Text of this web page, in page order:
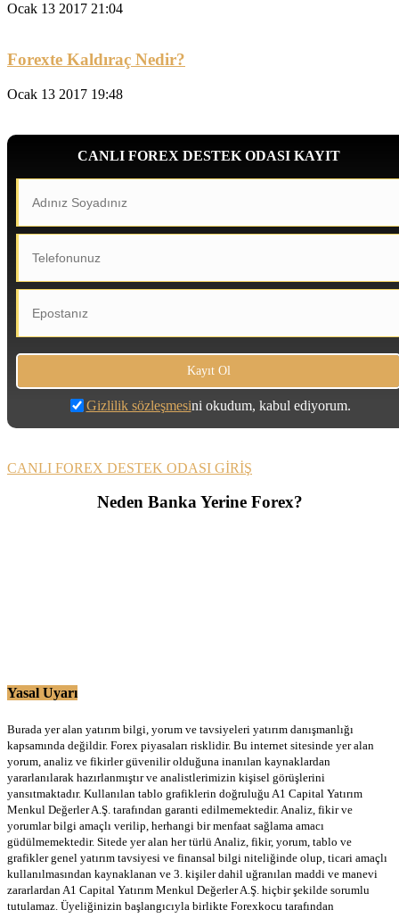
Ocak 13 2017 21:04
Forexte Kaldıraç Nedir?
Ocak 13 2017 19:48
CANLI FOREX DESTEK ODASI KAYIT
Gizlilik sözleşmesini okudum, kabul ediyorum.
CANLI FOREX DESTEK ODASI GİRİŞ
Neden Banka Yerine Forex?
Yasal Uyarı
Burada yer alan yatırım bilgi, yorum ve tavsiyeleri yatırım danışmanlığı
kapsamında değildir. Forex piyasaları risklidir. Bu internet sitesinde yer alan
yorum, analiz ve fikirler güvenilir olduğuna inanılan kaynaklardan
yararlanılarak hazırlanmıştır ve analistlerimizin kişisel görüşlerini
yansıtmaktadır. Kullanılan tablo grafiklerin doğruluğu A1 Capital Yatırım
Menkul Değerler A.Ş. tarafından garanti edilmemektedir. Analiz, fikir ve
yorumlar bilgi amaçlı verilip, herhangi bir menfaat sağlama amacı
güdülmemektedir. Sitede yer alan her türlü Analiz, fikir, yorum, tablo ve
grafikler genel yatırım tavsiyesi ve finansal bilgi niteliğinde olup, ticari amaçlı
kullanılmasından kaynaklanan ve 3. kişiler dahil uğranılan maddi ve manevi
zararlardan A1 Capital Yatırım Menkul Değerler A.Ş. hiçbir şekilde sorumlu
tutulamaz. Üyeliğinizin başlangıcıyla birlikte Forexkocu tarafından